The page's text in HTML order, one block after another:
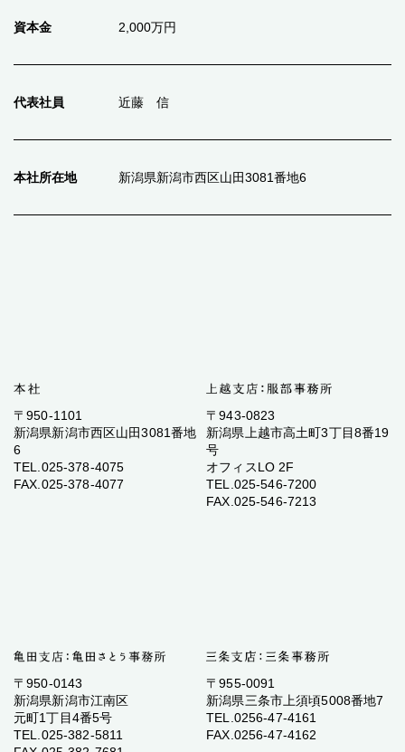
資本金 2,000万円
代表社員 近藤 信
本社所在地 新潟県新潟市西区山田3081番地6
〒950-1101
新潟県新潟市西区山田3081番地
6
TEL.025-378-4075
FAX.025-378-4077
〒943-0823
新潟県上越市高土町3丁目8番19
号
オフィスLO 2F
TEL.025-546-7200
FAX.025-546-7213
〒950-0143
新潟県新潟市江南区
元町1丁目4番5号
TEL.025-382-5811
〒955-0091
新潟県三条市上須頃5008番地7
TEL.0256-47-4161
FAX.0256-47-4162